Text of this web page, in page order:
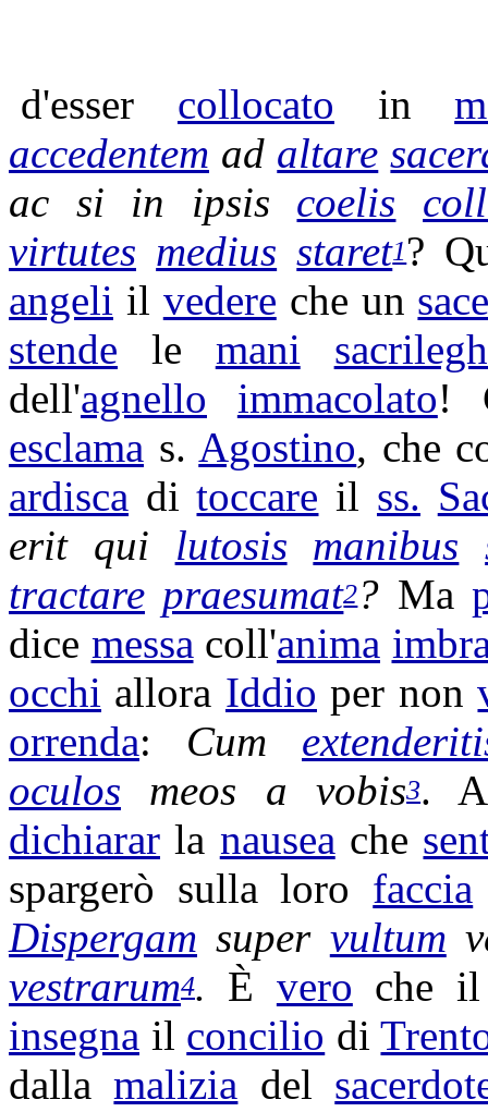
d'esser collocato in
accedentem ad altare
ac si in ipsis coelis
virtutes medius staret1?
angeli il vedere che un
stende le mani
dell'agnello immacolato!
esclama s. Agostino, che
ardisca ditoccare il ss.
erit qui lutosis manibus
tractare praesumat2? Ma
dice messa coll'anima
occhi allora Iddio per non
orrenda: Cum
oculos meos a vobis3.
dichiarar la nausea che
spargerò sulla loro faccia
Dispergam super vultum
vestrarum4. È vero che
insegna il concilio di
dallamalizia del